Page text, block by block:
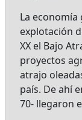
La economía
explotación
XX el Bajo
proyectos
atrajo
país. De ahí
70- llegaron